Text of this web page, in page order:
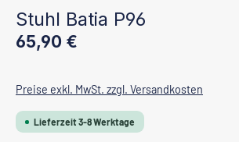
Stuhl Batia P96
Regulärer Preis:
65,90 €
Preise exkl. MwSt. zzgl. Versandkosten
Lieferzeit 3-8 Werktage